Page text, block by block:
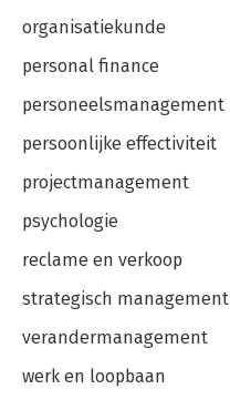
organisatiekunde
personal finance
personeelsmanagement
persoonlijke effectiviteit
projectmanagement
psychologie
reclame en verkoop
strategisch management
verandermanagement
werk en loopbaan